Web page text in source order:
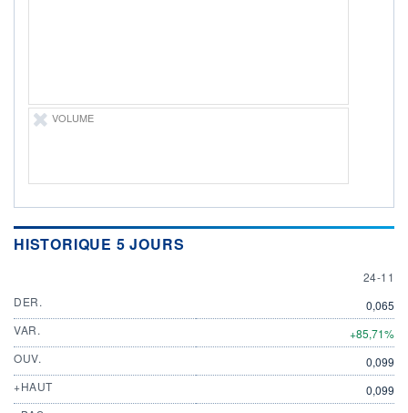
VOLUME
HISTORIQUE 5 JOURS
24
24-11
DER.
0,065
VAR.
+85,71%
OUV.
0,099
+HAUT
0,099